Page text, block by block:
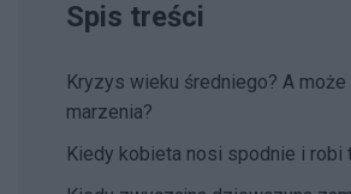
Spis treści
Kryzys wieku średniego? A może
marzenia?
Kiedy kobieta nosi spodnie i robi